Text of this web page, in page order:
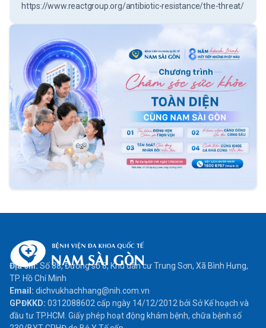
https://www.reactgroup.org/antibiotic-resistance/the-threat/
Địa chỉ:Số 88, Đường số 8, Khu dân cư Trung Sơn, Xã Bình Hưng,
TP. Hồ Chí Minh
Email: dichvukhachhang@nih.com.vn
GPĐKKD: 0312088602 cấp ngày 14/12/2012 bởi Sở Kế hoạch và
đầu tư TP.HCM. Giấy phép hoạt động khám bệnh, chữa bệnh số